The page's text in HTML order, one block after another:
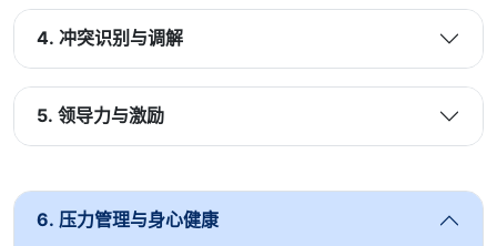
4. 冲突识别与调解
5. 领导力与激励
6. 压力管理与身心健康